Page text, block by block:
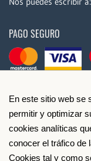
En este sitio web se
permitir y optimizar
cookies analíticas
conocer el tráfico de
Cookies tal y como
PAGO SEGURO